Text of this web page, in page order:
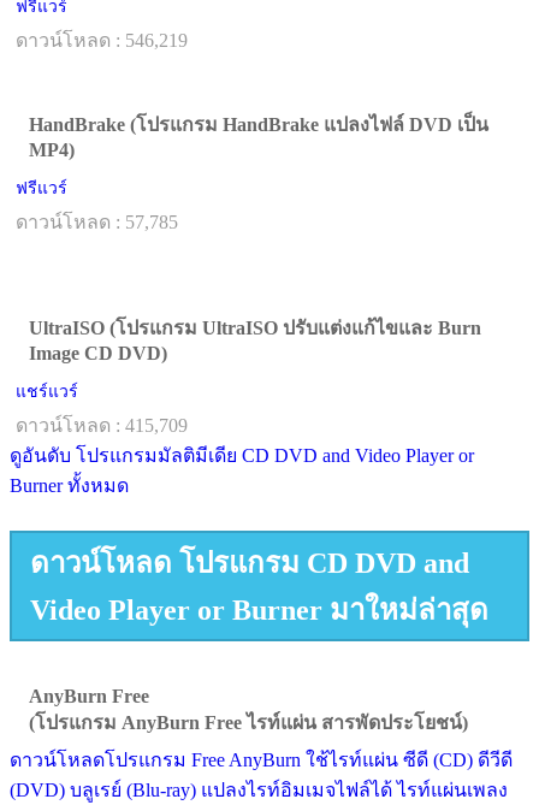
ฟรีแวร์
ดาวน์โหลด : 546,219
HandBrake (โปรแกรม HandBrake แปลงไฟล์ DVD เป็น
MP4)
ฟรีแวร์
ดาวน์โหลด : 57,785
UltraISO (โปรแกรม UltraISO ปรับแต่งแก้ไขและ Burn
Image CD DVD)
แชร์แวร์
ดาวน์โหลด : 415,709
ดูอันดับ โปรแกรมมัลติมีเดีย CD DVD and Video Player or
Burner ทั้งหมด
ดาวน์โหลด โปรแกรม CD DVD and
Video Player or Burner มาใหม่ล่าสุด
AnyBurn Free
(โปรแกรม AnyBurn Free ไรท์แผ่น สารพัดประโยชน์)
ดาวน์โหลดโปรแกรม Free AnyBurn ใช้ไรท์แผ่น ซีดี (CD) ดีวีดี
(DVD) บลูเรย์ (Blu-ray) แปลงไรท์อิมเมจไฟล์ได้ ไรท์แผ่นเพลง